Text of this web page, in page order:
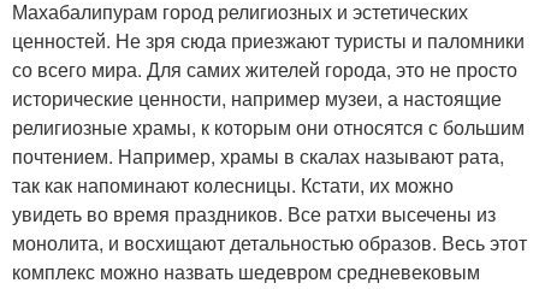
Махабалипурам город религиозных и эстетических
ценностей. Не зря сюда приезжают туристы и паломники
со всего мира. Для самих жителей города, это не просто
исторические ценности, например музеи, а настоящие
религиозные храмы, к которым они относятся с большим
почтением. Например, храмы в скалах называют рата,
так как напоминают колесницы. Кстати, их можно
увидеть во время праздников. Все ратхи высечены из
монолита, и восхищают детальностью образов. Весь этот
комплекс можно назвать шедевром средневековым